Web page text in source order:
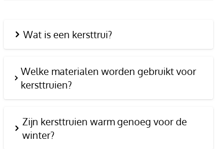
Wat is een kersttrui?
Welke materialen worden gebruikt voor
kersttruien?
Zijn kersttruien warm genoeg voor de
winter?